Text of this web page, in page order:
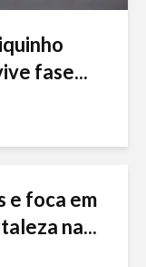
fase...
e foca em
na...